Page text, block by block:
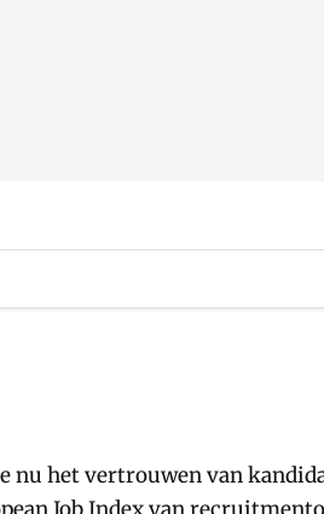
nu het vertrouwen van